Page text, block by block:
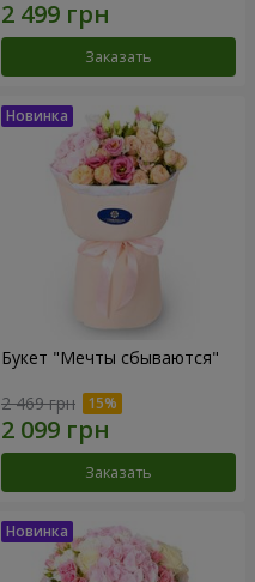
Заказать
Букет "Мечты сбываются"
2 469 грн
Заказать